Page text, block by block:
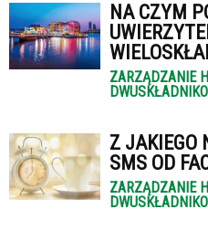
NA CZYM
ZARZĄDZANIE
Z JAKIEGO
SMS OD
ZARZĄDZANIE